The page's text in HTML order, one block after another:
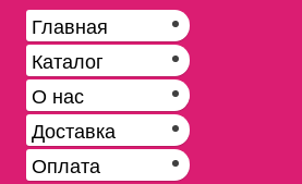
Главная
Каталог
О нас
Доставка
Оплата